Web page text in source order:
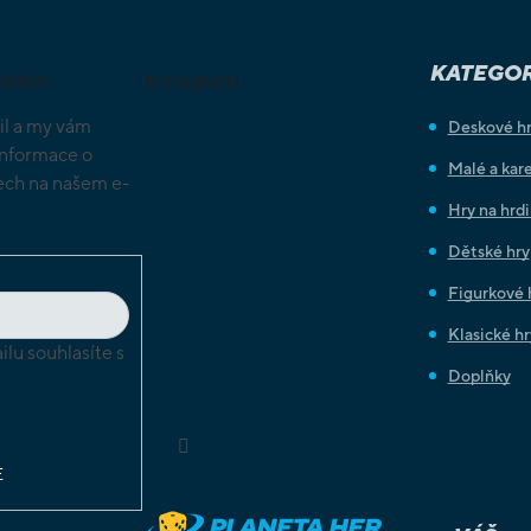
a my vám
o
na našem e-
souhlasíte s
Instagram
Deskové
Malé a
Hry na
Dětské hry
Figurkové
Klasické
Doplňky